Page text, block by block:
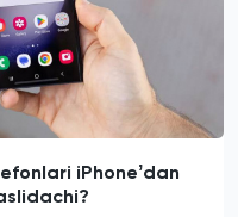
iPhoneʼdan